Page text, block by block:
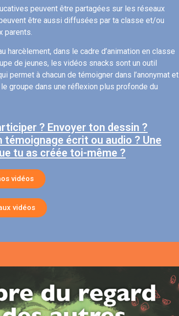
peuvent être partagées sur les réseaux
être aussi diffusées par ta classe et/ou
parents.
harcèlement, dans le cadre d’animation en classe
de jeunes, les vidéos snacks sont un outil
permet à chacun de témoigner dans l’anonymat et
le groupe dans une réflexion plus profonde du
? Envoyer ton dessin ?
témoignage écrit ou audio ? Une
tu as créée toi-même ?
vidéos
vidéos